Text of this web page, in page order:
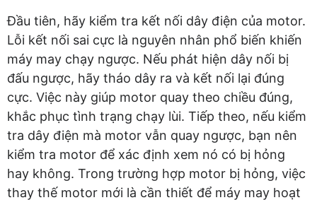
Đầu tiên, hãy kiểm tra kết nối dây điện của motor.
Lỗi kết nối sai cực là nguyên nhân phổ biến khiến
máy may chạy ngược. Nếu phát hiện dây nối bị
đấu ngược, hãy tháo dây ra và kết nối lại đúng
cực. Việc này giúp motor quay theo chiều đúng,
khắc phục tình trạng chạy lùi. Tiếp theo, nếu kiểm
tra dây điện mà motor vẫn quay ngược, bạn nên
kiểm tra motor để xác định xem nó có bị hỏng
hay không. Trong trường hợp motor bị hỏng, việc
thay thế motor mới là cần thiết để máy may hoạt